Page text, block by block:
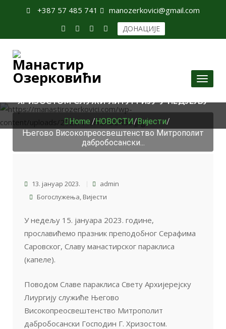
+387 57 485 741 manozerkovici@gmail.com
ДОНАЦИЈЕ
Toggle
ЊЕГОВО ВИСОКОПРЕОСВЕШТЕНСТВО
ХРИЗОСТОМ СЛУЖИ ЛИТУРГИЈУ У НЕДЈЕЉУ
Home /НОВОСТИ/Вијести/
Његово Високопреосвештенство Митрополит
дабробосански...
13. јануар 2023.
admin
Богослужења, Вијести
У недељу 15. јануара 2023. године,
прославићемо празник преподобног Серафима
Саровског, Славу манастирског параклиса
(капеле).
Поводом Славе параклиса Свету Архијерејску
Лиургију служиће Његово
Високопреосвештенство Митрополит
дабробосански Господин Г. Хризостом.